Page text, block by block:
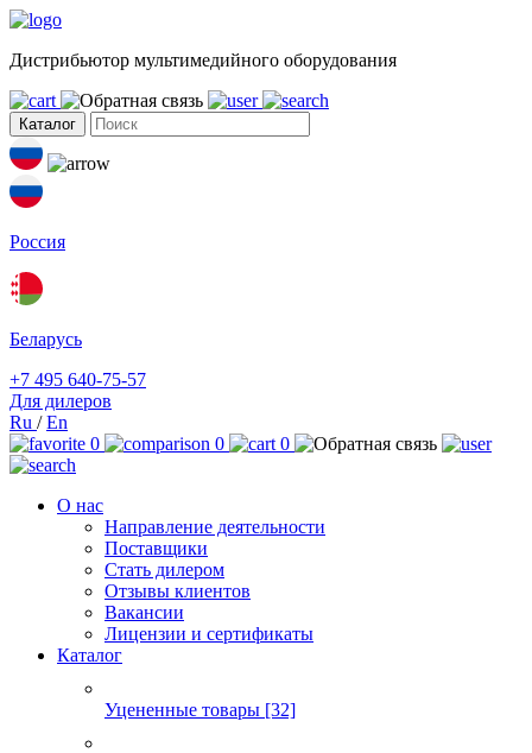
Дистрибьютор мультимедийного оборудования
Каталог
Россия
Беларусь
+7 495 640-75-57
Для дилеров
Ru /En
0
0 0
О нас
Направление деятельности
Поставщики
Стать дилером
Отзывы клиентов
Вакансии
Лицензии и сертификаты
Каталог
Уцененные товары [32]